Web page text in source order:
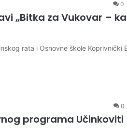
0
„Bitka za Vukovar –
rata i Osnovne škole Koprivnički
0
programa Učinkoviti